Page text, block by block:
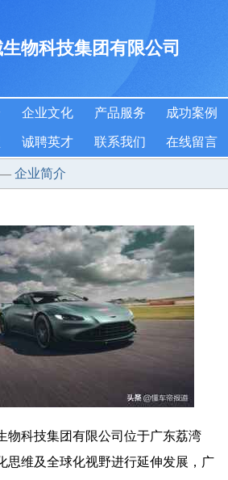
物科技集团有限公司
企业文化 产品服务 成功案例
诚聘英才 联系我们 在线留言
企业简介
物科技集团有限公司位于广东荔湾
思维及全球化视野进行延伸发展，广